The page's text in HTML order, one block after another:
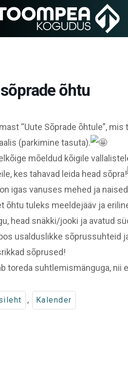
õhtu
“Uute Sõprade õhtule”,
(parkimine tasuta).
mõeldud kõigile
kes tahavad leida head sõpra!
igas vanuses mehed ja
õhtu tuleks meeldejääv ja
head snäkki/jooki ja avatud
usalduslikke sõprussuhteid
sõprused!
toreda suhtlemismänguga, nii
, Kalender